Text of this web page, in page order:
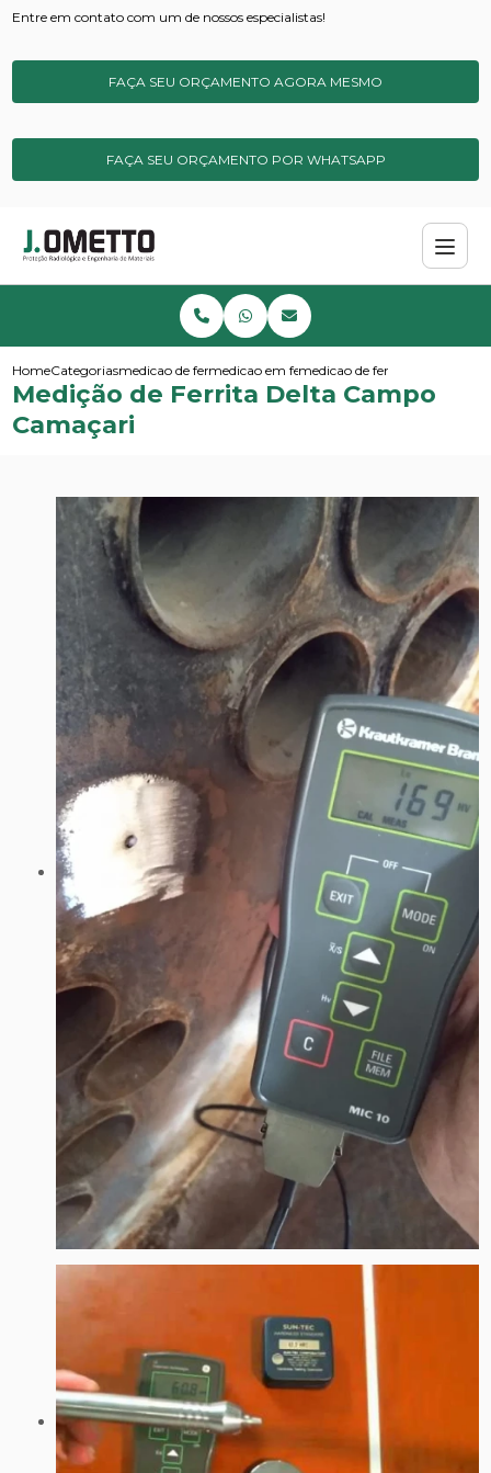
Entre em contato com um de nossos especialistas!
FAÇA SEU ORÇAMENTO AGORA MESMO
FAÇA SEU ORÇAMENTO POR WHATSAPP
HomeCategoriasmedicao de ferritamedicao em ferrita deltamedicao de ferrita delta
Medição de Ferrita Delta Campo
Camaçari